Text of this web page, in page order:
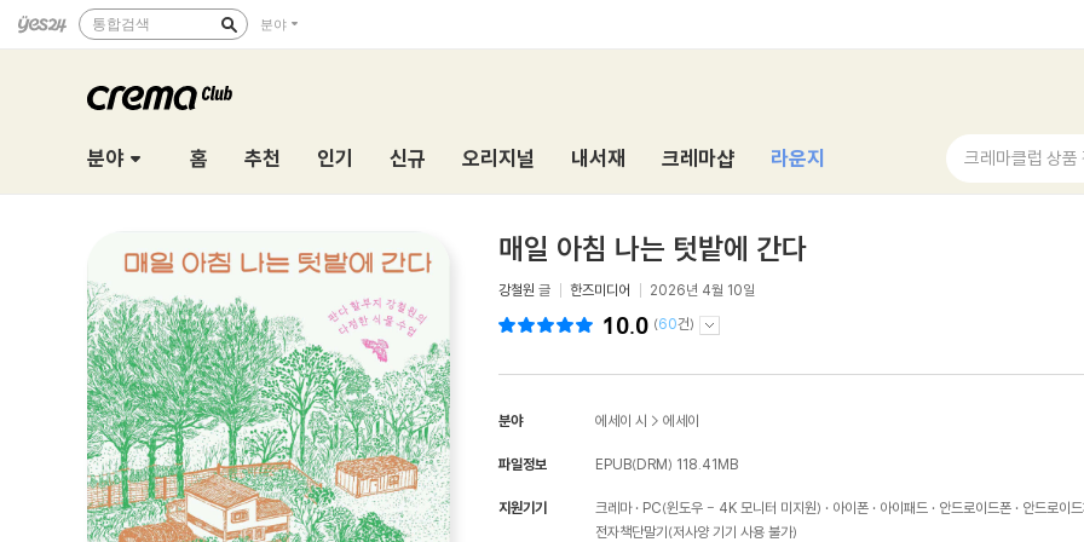
통합검색 분야
분야 홈 추천 인기 신규 오리지널 내서재 크레마샵 라운지 크레마클럽 상품
매일 아침 나는 텃밭에 간다
강철원 글 한즈미디어 2026년 4월 10일
10.0 (60건)
분야 에세이 시 > 에세이
파일정보 EPUB(DRM) 118.41MB
지원기기 크레마 PC(윈도우 - 4K 모니터 미지원) 아이폰 아이패드 안드로이드폰
안드로이
전자책단말기(저사양 기기 사용 불가)